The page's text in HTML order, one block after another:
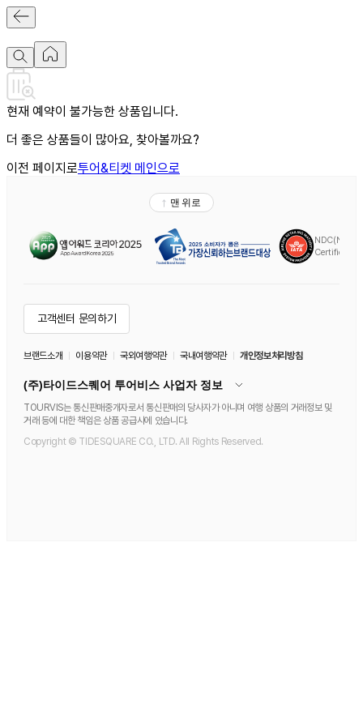
현재 예약이 불가능한 상품입니다.
더 좋은 상품들이 많아요, 찾아볼까요?
이전 페이지로투어&티켓 메인으로